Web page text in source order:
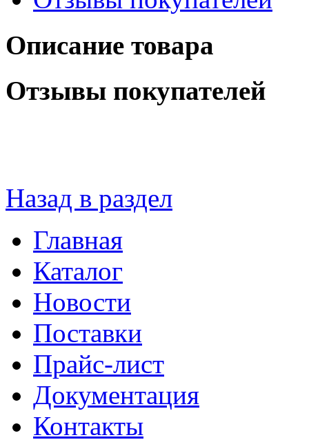
Описание товара
Отзывы покупателей
Назад в раздел
Главная
Каталог
Новости
Поставки
Прайс-лист
Документация
Контакты